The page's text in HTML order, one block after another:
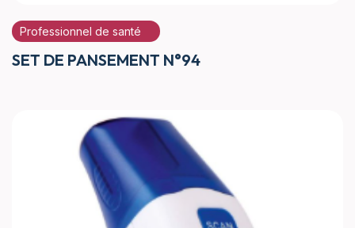
Professionnel de santé
SET DE PANSEMENT N°94